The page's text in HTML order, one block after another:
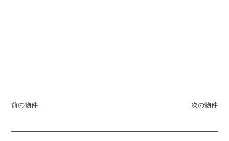
前の物件 次の物件